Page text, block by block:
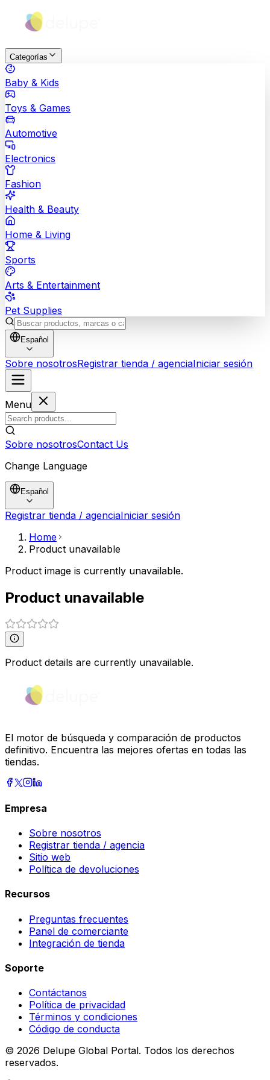
Categorías
Baby & Kids
Toys & Games
Automotive
Electronics
Fashion
Health & Beauty
Home & Living
Sports
Arts & Entertainment
Pet Supplies
Español
Sobre nosotrosRegistrar tienda / agenciaIniciar sesión
Menu
Sobre nosotrosContact Us
Change Language
Español
Registrar tienda / agenciaIniciar sesión
Home
Product unavailable
Product image is currently unavailable.
Product unavailable
Product details are currently unavailable.
El motor de búsqueda y comparación de productos
definitivo. Encuentra las mejores ofertas en todas las
tiendas.
Empresa
Sobre nosotros
Registrar tienda / agencia
Sitio web
Política de devoluciones
Recursos
Preguntas frecuentes
Panel de comerciante
Integración de tienda
Soporte
Contáctanos
Política de privacidad
Términos y condiciones
Código de conducta
© 2026 Delupe Global Portal. Todos los derechos
reservados.